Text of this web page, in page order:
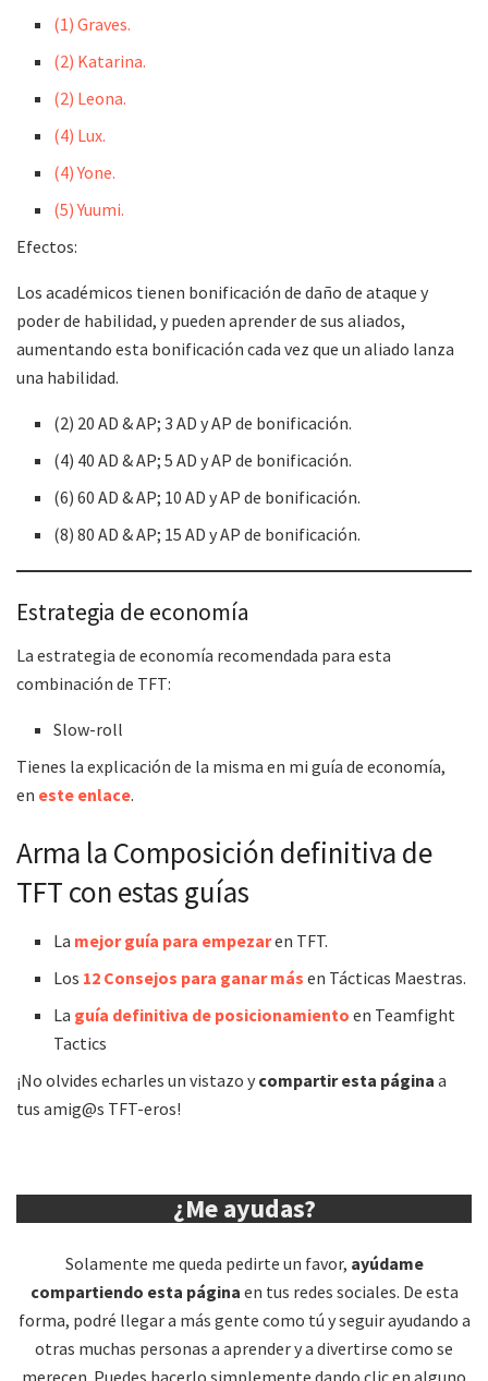
(1) Graves.
(2) Katarina.
(2) Leona.
(4) Lux.
(4) Yone.
(5) Yuumi.
Efectos:
Los académicos tienen bonificación de daño de ataque y
poder de habilidad, y pueden aprender de sus aliados,
aumentando esta bonificación cada vez que un aliado lanza
una habilidad.
(2) 20 AD & AP; 3 AD y AP de bonificación.
(4) 40 AD & AP; 5 AD y AP de bonificación.
(6) 60 AD & AP; 10 AD y AP de bonificación.
(8) 80 AD & AP; 15 AD y AP de bonificación.
Estrategia de economía
La estrategia de economía recomendada para esta
combinación de TFT:
Slow-roll
Tienes la explicación de la misma en mi guía de economía,
en este enlace.
Arma la Composición definitiva de
TFT con estas guías
La mejor guía para empezaren TFT.
Los 12 Consejos para ganar más en Tácticas Maestras.
La guía definitiva de posicionamiento en Teamfight
Tactics
¡No olvides echarles un vistazo y compartir esta página a
tus amig@s TFT-eros!
¿Me ayudas?
Solamente me queda pedirte un favor, ayúdame
compartiendo esta página en tus redes sociales. De esta
forma, podré llegar a más gente como tú y seguir ayudando a
otras muchas personas a aprender y a divertirse como se